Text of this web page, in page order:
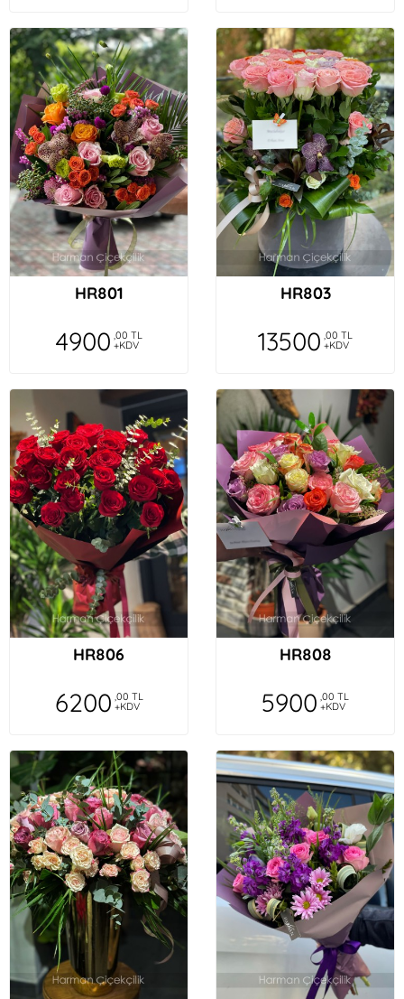
HR801
4900 ,00 TL
+KDV
HR803
13500 ,00 TL
+KDV
HR806
6200 ,00 TL
+KDV
HR808
5900 ,00 TL
+KDV